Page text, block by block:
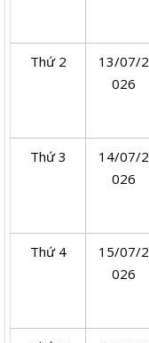
Thứ 2
13/07/2
026
Thứ 3
14/07/2
026
Thứ 4
15/07/2
026